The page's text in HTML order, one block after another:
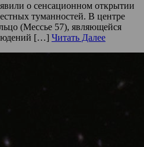
о сенсационном открытии
туманностей. В центре
(Мессье 57), являющейся
[…] Читать Далее